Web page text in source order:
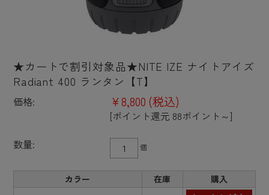
★カートで割引対象品★NITE IZE ナイトアイズ
Radiant 400 ランタン【T】
価格: ¥8,800 (税込)
[ポイント還元 88ポイント～]
数量:
個
カラー 在庫
購入